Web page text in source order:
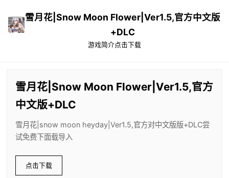
雪月花|Snow Moon Flower|Ver1.5,官方中文版
+DLC
游戏简介点击下载
雪月花|Snow Moon Flower|Ver1.5,官方
中文版+DLC
雪月花|snow moon heyday|Ver1.5,官方对中文版版+DLC尝
试免费下面载导入
点击下载